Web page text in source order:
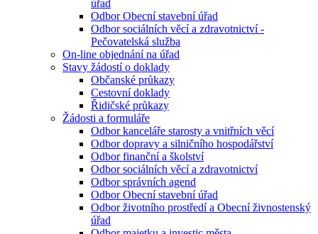
úřad
Odbor Obecní stavební úřad
Odbor sociálních věcí a zdravotnictví -
Pečovatelská služba
On-line objednání na úřad
Stavy žádostí o doklady
Občanské průkazy
Cestovní doklady
Řidičské průkazy
Žádosti a formuláře
Odbor kanceláře starosty a vnitřních věcí
Odbor dopravy a silničního hospodářství
Odbor finanční a školství
Odbor sociálních věcí a zdravotnictví
Odbor správních agend
Odbor Obecní stavební úřad
Odbor životního prostředí a Obecní živnostenský
úřad